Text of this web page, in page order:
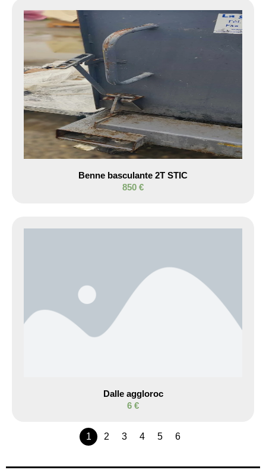
Benne basculante 2T STIC
850 €
Dalle aggloroc
6 €
1 2 3 4 5 6